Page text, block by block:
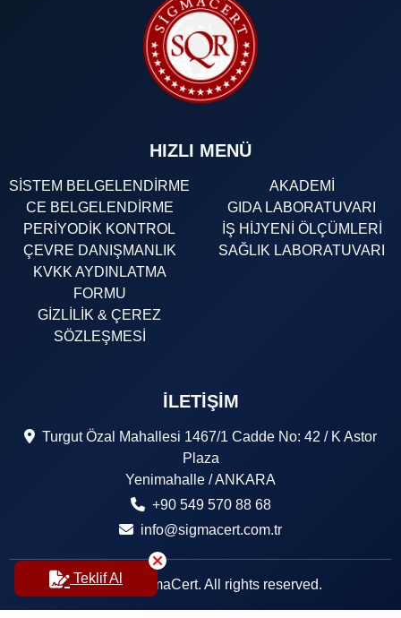
HIZLI MENÜ
SİSTEM BELGELENDİRME
CE BELGELENDİRME
PERİYODİK KONTROL
ÇEVRE DANIŞMANLIK
KVKK AYDINLATMA
FORMU
GİZLİLİK & ÇEREZ
SÖZLEŞMESİ
AKADEMİ
GIDA LABORATUVARI
İŞ HİJYENİ ÖLÇÜMLERİ
SAĞLIK LABORATUVARI
İLETIŞIM
Turgut Özal Mahallesi 1467/1 Cadde No: 42 / K Astor
Plaza
Yenimahalle / ANKARA
+90 549 570 88 68
info@sigmacert.com.tr
© 2026 SigmaCert. All rights reserved.
Teklif Al